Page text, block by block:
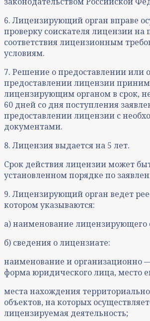
6. Лицензирующий орган вправе
проверку соискателя лицензии на
соответствия лицензионным
условиям.
7. Решение о предоставлении или
предоставлении лицензии
лицензирующим органом в срок,
60 дней со дня поступления
предоставлении лицензии с
документами.
8. Лицензия выдается на 5 лет.
Срок действия лицензии может
установленном порядке по
9. Лицензирующий орган ведет
котором указываются:
а) наименование лицензирующего
б) сведения о лицензиате:
наименование и организационно
форма юридического лица, место
места нахождения
объектов, на которых
лицензируемая деятельность;